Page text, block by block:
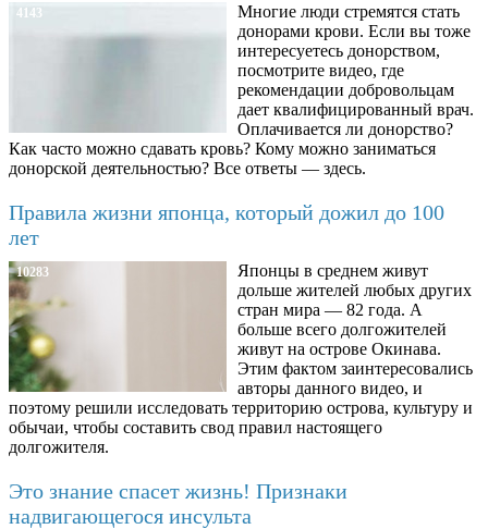
4143
Многие люди стремятся стать
донорами крови. Если вы тоже
интересуетесь донорством,
посмотрите видео, где
рекомендации добровольцам
дает квалифицированный врач.
Оплачивается ли донорство?
Как часто можно сдавать кровь? Кому можно заниматься
донорской деятельностью? Все ответы — здесь.
Правила жизни японца, который дожил до 100
лет
10283
Японцы в среднем живут
дольше жителей любых других
стран мира — 82 года. А
больше всего долгожителей
живут на острове Окинава.
Этим фактом заинтересовались
авторы данного видео, и
поэтому решили исследовать территорию острова, культуру и
обычаи, чтобы составить свод правил настоящего
долгожителя.
Это знание спасет жизнь! Признаки
надвигающегося инсульта